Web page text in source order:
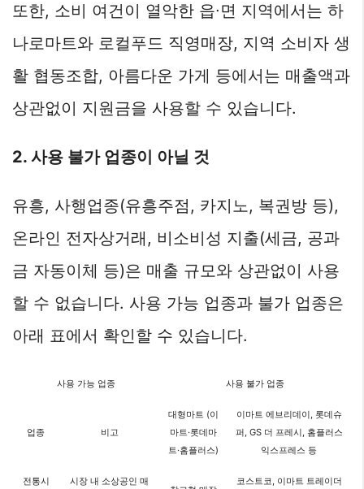
또한, 소비 여건이 열악한 읍∙면 지역에서는 하
나로마트와 로컬푸드 직영매장, 지역 소비자 생
활 협동조합, 아름다운 가게 등에서는 매출액과
상관없이 지원금을 사용할 수 있습니다.
2. 사용 불가 업종이 아닐 것
유흥, 사행업종(유흥주점, 카지노, 복권방 등),
온라인 전자상거래, 비소비성 지출(세금, 공과
금 자동이체 등)은 매출 규모와 상관없이 사용
할 수 없습니다. 사용 가능 업종과 불가 업종은
아래 표에서 확인할 수 있습니다.
사용 가능 업종 사용 불가 업종
업종 비고
대형마트 (이
마트·롯데마
트·홈플러스)
이마트 에브리데이, 롯데슈
퍼, GS 더 프레시, 홈플러스
익스프레스 등
전통시 시장 내 소상공인 매 코스트코, 이마트 트레이더